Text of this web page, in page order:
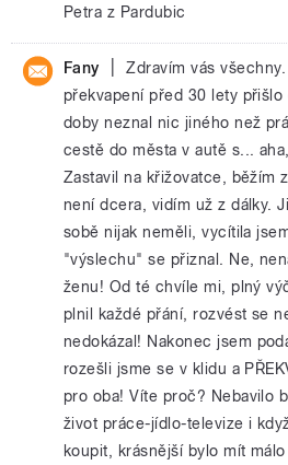
Petra z Pardubic
Fany
Zdravím vás
překvapení před 30 lety
doby neznal nic jiného než
cestě do města v autě s...
Zastavil na křižovatce, běžím
není dcera, vidím už z dálky.
sobě nijak neměli, vycítila
"výslechu" se přiznal. Ne,
ženu! Od té chvíle mi, plný
plnil každé přání, rozvést se
nedokázal! Nakonec jsem
rozešli jsme se v klidu a
pro oba! Víte proč? Nebavilo
život práce-jídlo-televize i
koupit, krásnější bylo mít málo